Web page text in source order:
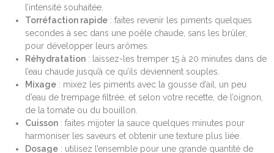
l’intensité souhaitée.
Torréfaction rapide: faites revenir les piments quelques
secondes à sec dans une poêle chaude, sans les brûler,
pour développer leurs arômes.
Réhydratation: laissez-les tremper 15 à 20 minutes dans de
l’eau chaude jusqu’à ce qu’ils deviennent souples.
Mixage: mixez les piments avec la gousse d’ail, un peu
d’eau de trempage filtrée, et selon votre recette, de l’oignon,
de la tomate ou du bouillon.
Cuisson: faites mijoter la sauce quelques minutes pour
harmoniser les saveurs et obtenir une texture plus liée.
Dosage: utilisez l’ensemble pour une grande quantité de